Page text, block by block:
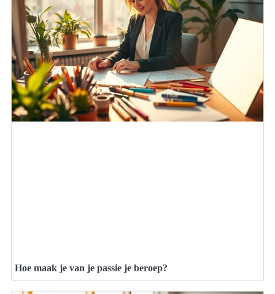
Hoe maak je van je passie je beroep?